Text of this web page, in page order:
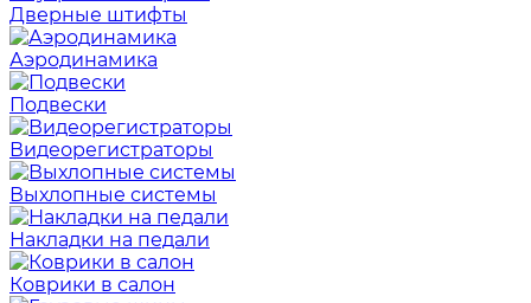
Дверные штифты
Аэродинамика
Подвески
Видеорегистраторы
Выхлопные системы
Накладки на педали
Коврики в салон